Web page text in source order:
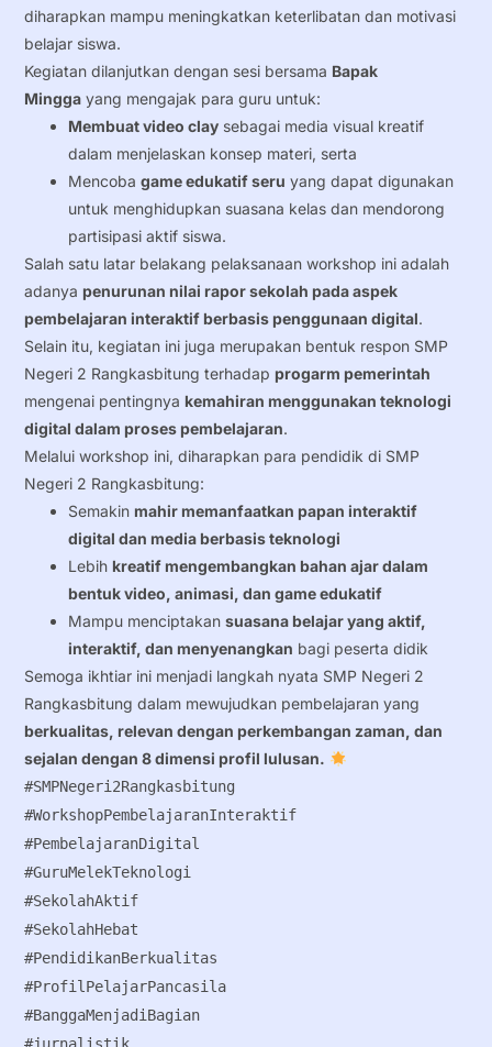
diharapkan mampu meningkatkan keterlibatan dan motivasi
belajar siswa.
Kegiatan dilanjutkan dengan sesi bersama Bapak
Mingga yang mengajak para guru untuk:
Membuat video clay sebagai media visual kreatif
dalam menjelaskan konsep materi, serta
Mencobagame edukatif seru yang dapat digunakan
untuk menghidupkan suasana kelas dan mendorong
partisipasi aktif siswa.
Salah satu latar belakang pelaksanaan workshop ini adalah
adanya penurunan nilai rapor sekolah pada aspek
pembelajaran interaktif berbasis penggunaan digital.
Selain itu, kegiatan ini juga merupakan bentuk respon SMP
Negeri 2 Rangkasbitung terhadap progarm pemerintah
mengenai pentingnya kemahiran menggunakan teknologi
digital dalam proses pembelajaran.
Melalui workshop ini, diharapkan para pendidik di SMP
Negeri 2 Rangkasbitung:
Semakin mahir memanfaatkan papan interaktif
digital dan media berbasis teknologi
Lebih kreatif mengembangkan bahan ajar dalam
bentuk video, animasi, dan game edukatif
Mampu menciptakansuasana belajar yang aktif,
interaktif, dan menyenangkan bagi peserta didik
Semoga ikhtiar ini menjadi langkah nyata SMP Negeri 2
Rangkasbitung dalam mewujudkan pembelajaran yang
berkualitas, relevan dengan perkembangan zaman, dan
sejalan dengan 8 dimensi profil lulusan.
#SMPNegeri2Rangkasbitung
#WorkshopPembelajaranInteraktif
#PembelajaranDigital
#GuruMelekTeknologi
#SekolahAktif
#SekolahHebat
#PendidikanBerkualitas
#ProfilPelajarPancasila
#BanggaMenjadiBagian